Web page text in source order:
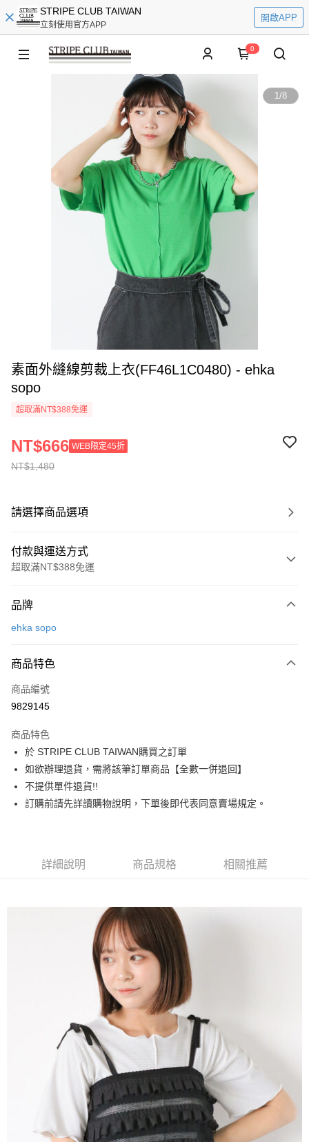
STRIPE CLUB TAIWAN
立刻使用官方APP
開啟APP
0
1/8
素面外縫線剪裁上衣(FF46L1C0480) - ehka
sopo
超取滿NT$388免運
NT$1,480
NT$666 WEB限定45折
請選擇商品選項
付款與運送方式
超取滿NT$388免運
信用卡一次付款
3 期 0 利率 每期
合作金庫商業銀行
上海商業儲蓄銀行
臺灣中小企業銀行
匯豐（台灣）商業銀行
華泰商業銀行
聯邦商業銀行
遠東國際商業銀行
元大商業銀行
玉山商業銀行
星展（台灣）商業銀行
超商取貨付款
LINE Pay
Apple Pay
街口支付
悠遊付
相關說明
【大哥付你分期使用說明】
流程，驗證手機門號後，選擇欲分期的期數、繳款截止日，確認付款後即完
3.實際核准額度、可分期數及費用金額請依後續交易確認頁面所載為準。
4.訂單成立30分鐘內，如未前往確認交易或遇審核未通過，訂單將自動取
消。如遇「轉專審核」未通過狀況，表示未達大哥付你分期系統評分，恕無
1.分期款項不併入電信帳單，「大哥付你分期」於每月結算日後寄送繳費提
2.透過簡訊連結打開帳單後，可選擇「超商條碼／台灣大直營門市／銀行轉
帳／街口支付／iPASS MONEY」等通路繳費。
1.本服務係由「台灣大哥大股份有限公司」（以下簡稱本公司）所提供，讓
用戶於交易時，得透過本服務購買商品或服務，並由商店將買賣／分期付款
買賣價金債權讓與本公司後，依約使用本公司帳單繳交帳款。
2.基於同意付款使用「大哥付你分期」之契約關係目的，商店將以您的個人
資料（包含姓名、電話或地址）提供予台灣大哥大進項蒐集、處理及利用，
由本公司與您本人進行分期帳單所需資料之確認、核對及更正。
【關於「AFTEE先享後付」】
AFTEE先享後付是「在收到商品之後才付款」的支付方式。 讓您購物簡單
１．簡單：不需註冊會員、不需綁卡、不需儲值。
２．便利：只要手機號碼，簡訊認證，即可結帳。
３．安心：先確認商品／服務後，再付款。
【「AFTEE先享後付」結帳流程】
１．於結帳方式選擇「AFTEE先享後付」後，將跳轉至「AFTEE先享後付」
結帳頁面，進行簡訊認證並確認金額後，即可完成結帳。
２．訂單成立數日內，您將收到繳費通知簡訊。
３．收到繳費通知簡訊後14天內，點擊此簡訊中的連結，可透過四大超商／
ATM／網路銀行／等多元方式進行付款，方視為交易完成。
※ 請注意：結帳手續完成當下不需立刻繳費，但若您需要取消訂單，請聯絡
購買商品的店家。未經商家同意取消之訂單仍視為有效，需透過AFTEE先享
後付繳納相關費用。
※ 交易是否成功請以「AFTEE先享後付 」之結帳頁面顯示為準，若有關於
是否繳費成功／繳費後需取消欲退款等相關疑問，請聯繫「AFTEE先享後付
客戶支援中心」https://netprotections.freshdesk.com/support/home
每筆NT$60，滿NT$388(含以上)免運費
每筆NT$60，滿NT$388(含以上)免運費
每筆NT$60，滿NT$888(含以上)免運費
每筆NT$60，滿NT$888(含以上)免運費
品牌
ehka sopo
商品特色
商品編號
9829145
商品特色
於 STRIPE CLUB TAIWAN購買之訂單
如欲辦理退貨，需將該筆訂單商品【全數一併退回】
不提供單件退貨!!
訂購前請先詳讀購物說明，下單後即代表同意賣場規定。
詳細說明 商品規格 相關推薦